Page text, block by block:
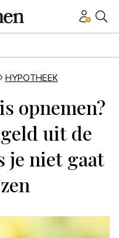
HYPOTHEEK
opnemen?
uit de
je niet gaat